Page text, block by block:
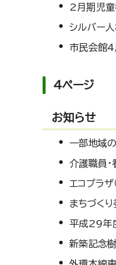
2月期児童
シルバー
市民会館4
4ページ
お知らせ
一部地域
介護職員
エコプラザ
まちづく
平成29年
新築記念